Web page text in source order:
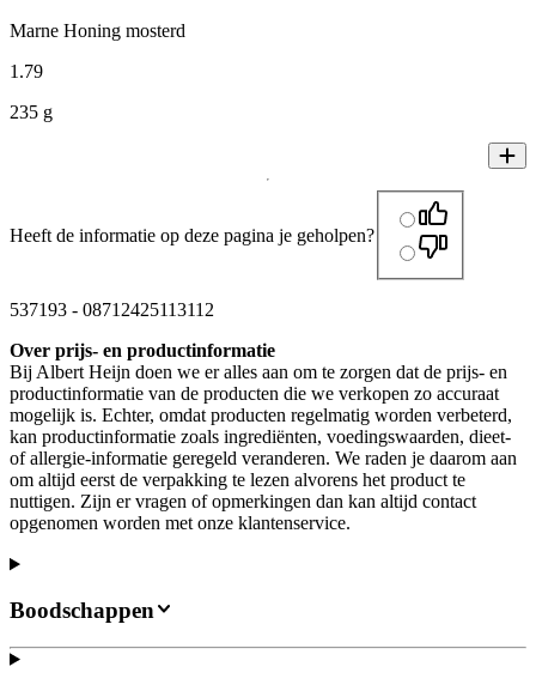
Marne Honing mosterd
1 .79
235 g
Heeft de informatie op deze pagina je geholpen?
537193 - 08712425113112
Over prijs- en productinformatie
Bij Albert Heijn doen we er alles aan om te zorgen dat de prijs- en
productinformatie van de producten die we verkopen zo accuraat
mogelijk is. Echter, omdat producten regelmatig worden verbeterd,
kan productinformatie zoals ingrediënten, voedingswaarden, dieet-
of allergie-informatie geregeld veranderen. We raden je daarom aan
om altijd eerst de verpakking te lezen alvorens het product te
nuttigen. Zijn er vragen of opmerkingen dan kan altijd contact
opgenomen worden met onze klantenservice.
Boodschappen